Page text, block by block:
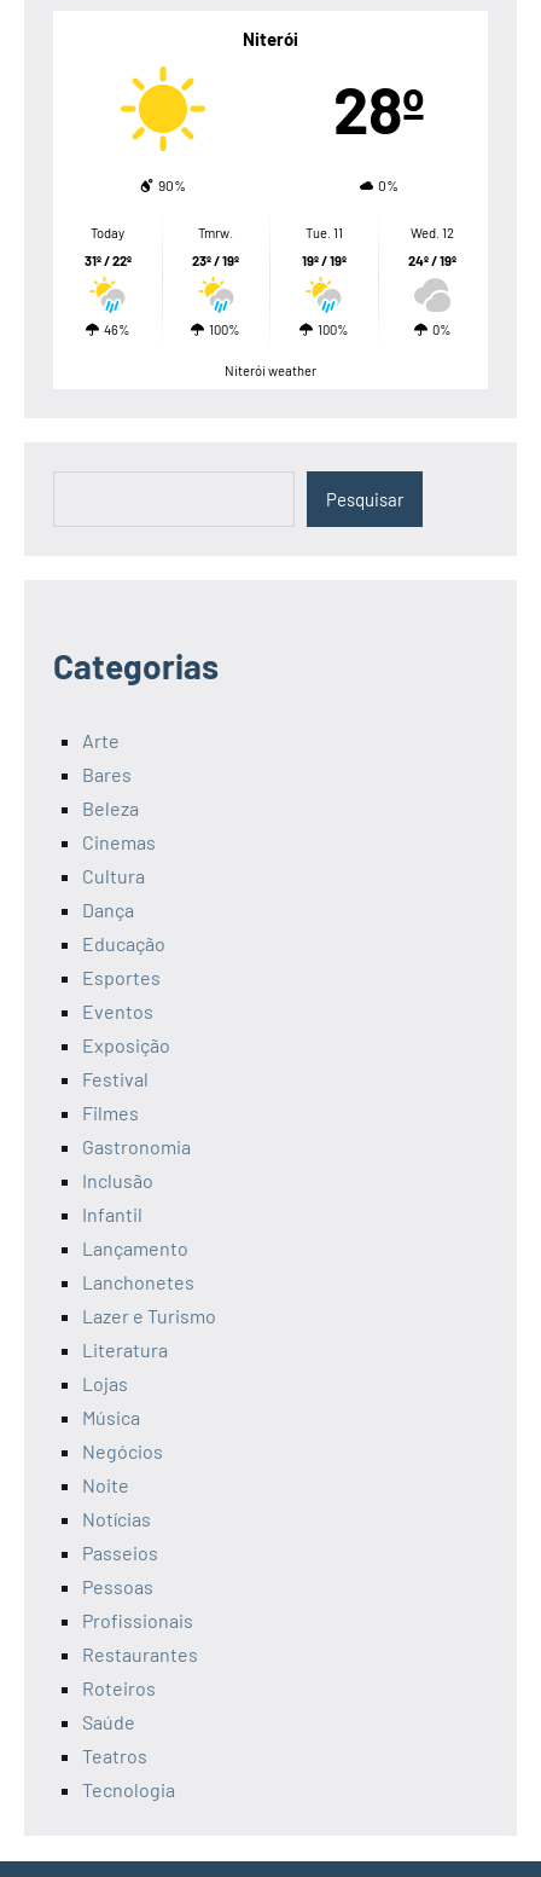
Niterói
28º
90% 0%
Today
31º / 22º
46%
Tmrw.
23º / 19º
100%
Tue. 11
19º / 19º
100%
Wed. 12
24º / 19º
0%
Niterói weather
Pesquisar
Categorias
Arte
Bares
Beleza
Cinemas
Cultura
Dança
Educação
Esportes
Eventos
Exposição
Festival
Filmes
Gastronomia
Inclusão
Infantil
Lançamento
Lanchonetes
Lazer e Turismo
Literatura
Lojas
Música
Negócios
Noite
Notícias
Passeios
Pessoas
Profissionais
Restaurantes
Roteiros
Saúde
Teatros
Tecnologia